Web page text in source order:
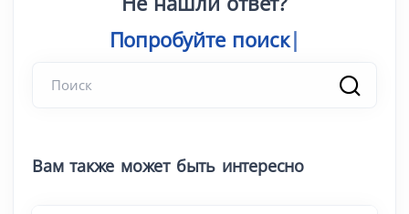
Попробуй
Вам также может быть интересно